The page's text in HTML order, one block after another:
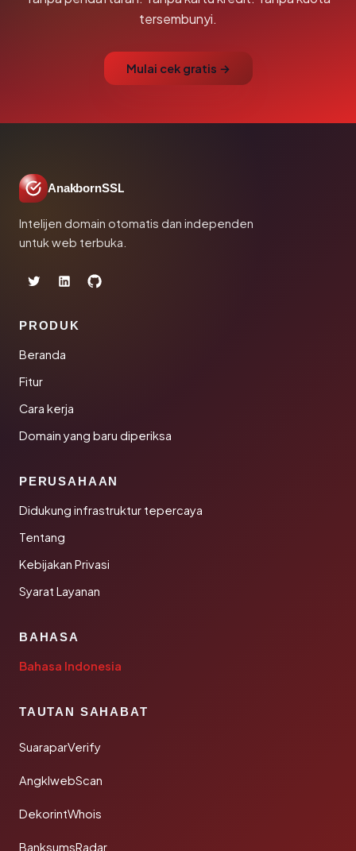
tersembunyi.
Mulai cek gratis →
AnakbornSSL
Intelijen domain otomatis dan independen
untuk web terbuka.
PRODUK
Beranda
Fitur
Cara kerja
Domain yang baru diperiksa
PERUSAHAAN
Didukung infrastruktur tepercaya
Tentang
Kebijakan Privasi
Syarat Layanan
BAHASA
Bahasa Indonesia
TAUTAN SAHABAT
SuaraparVerify
AngklwebScan
DekorintWhois
BanksumsRadar